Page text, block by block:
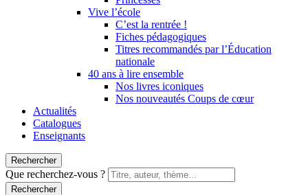
Vive l’école
C’est la rentrée !
Fiches pédagogiques
Titres recommandés par l’Éducation
nationale
40 ans à lire ensemble
Nos livres iconiques
Nos nouveautés Coups de cœur
Actualités
Catalogues
Enseignants
Rechercher
Que recherchez-vous ?
Rechercher